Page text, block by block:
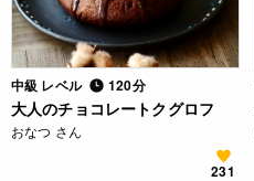
中級 レベル 120分
大人のチョコレートクグロフ
おなつ さん
231